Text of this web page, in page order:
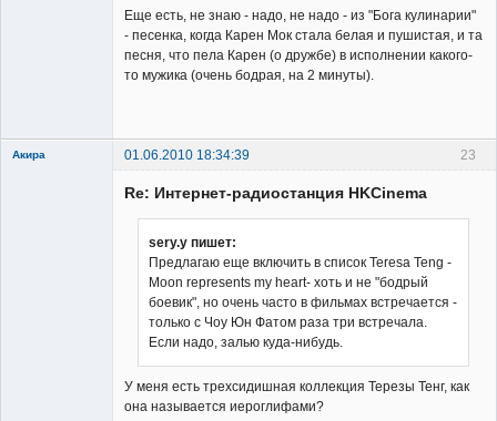
Еще есть, не знаю - надо, не надо - из "Бога кулинарии"
- песенка, когда Карен Мок стала белая и пушистая, и та
песня, что пела Карен (о дружбе) в исполнении какого-
то мужика (очень бодрая, на 2 минуты).
23
Акира 01.06.2010 18:34:39
Re: Интернет-радиостанция HKCinema
sery.y пишет:
Предлагаю еще включить в список Teresa Teng -
Moon represents my heart- хоть и не "бодрый
боевик", но очень часто в фильмах встречается -
только с Чоу Юн Фатом раза три встречала.
Если надо, залью куда-нибудь.
У меня есть трехсидишная коллекция Терезы Тенг, как
она называется иероглифами?